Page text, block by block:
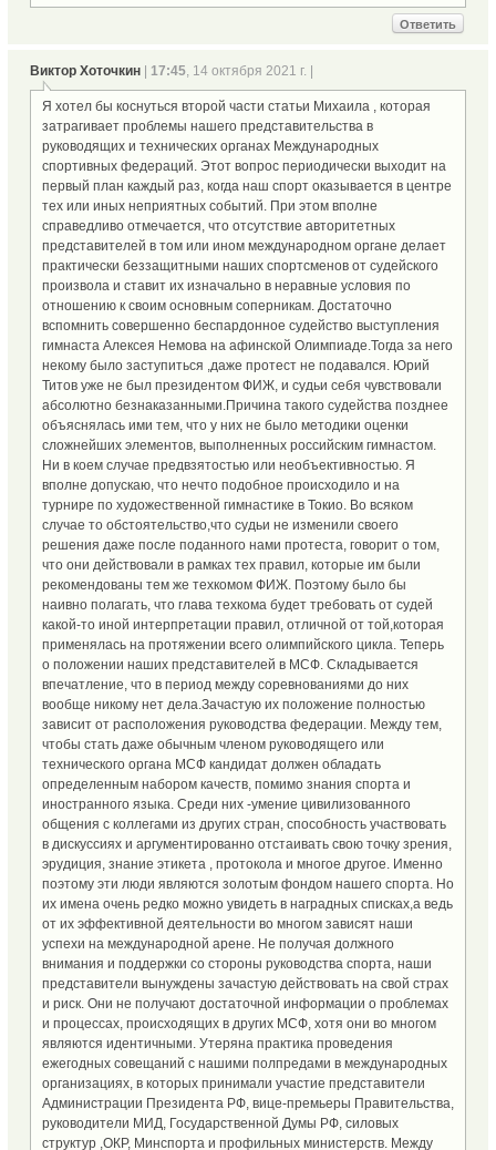
Ответить
Виктор Хоточкин 17:45, 14 октября 2021 г. |
Я хотел бы коснуться второй части статьи Михаила , которая
затрагивает проблемы нашего представительства в
руководящих и технических органах Международных
спортивных федераций. Этот вопрос периодически выходит на
первый план каждый раз, когда наш спорт оказывается в центре
тех или иных неприятных событий. При этом вполне
справедливо отмечается, что отсутствие авторитетных
представителей в том или ином международном органе делает
практически беззащитными наших спортсменов от судейского
произвола и ставит их изначально в неравные условия по
отношению к своим основным соперникам. Достаточно
вспомнить совершенно беспардонное судейство выступления
гимнаста Алексея Немова на афинской Олимпиаде.Тогда за него
некому было заступиться ,даже протест не подавался. Юрий
Титов уже не был президентом ФИЖ, и судьи себя чувствовали
абсолютно безнаказанными.Причина такого судейства позднее
объяснялась ими тем, что у них не было методики оценки
сложнейших элементов, выполненных российским гимнастом.
Ни в коем случае предвзятостью или необъективностью. Я
вполне допускаю, что нечто подобное происходило и на
турнире по художественной гимнастике в Токио. Во всяком
случае то обстоятельство,что судьи не изменили своего
решения даже после поданного нами протеста, говорит о том,
что они действовали в рамках тех правил, которые им были
рекомендованы тем же техкомом ФИЖ. Поэтому было бы
наивно полагать, что глава техкома будет требовать от судей
какой-то иной интерпретации правил, отличной от той,которая
применялась на протяжении всего олимпийского цикла. Теперь
о положении наших представителей в МСФ. Складывается
впечатление, что в период между соревнованиями до них
вообще никому нет дела.Зачастую их положение полностью
зависит от расположения руководства федерации. Между тем,
чтобы стать даже обычным членом руководящего или
технического органа МСФ кандидат должен обладать
определенным набором качеств, помимо знания спорта и
иностранного языка. Среди них -умение цивилизованного
общения с коллегами из других стран, способность участвовать
в дискуссиях и аргументированно отстаивать свою точку зрения,
эрудиция, знание этикета , протокола и многое другое. Именно
поэтому эти люди являются золотым фондом нашего спорта. Но
их имена очень редко можно увидеть в наградных списках,а ведь
от их эффективной деятельности во многом зависят наши
успехи на международной арене. Не получая должного
внимания и поддержки со стороны руководства спорта, наши
представители вынуждены зачастую действовать на свой страх
и риск. Они не получают достаточной информации о проблемах
и процессах, происходящих в других МСФ, хотя они во многом
являются идентичными. Утеряна практика проведения
ежегодных совещаний с нашими полпредами в международных
организациях, в которых принимали участие представители
Администрации Президента РФ, вице-премьеры Правительства,
руководители МИД, Государственной Думы РФ, силовых
структур ,ОКР, Минспорта и профильных министерств. Между